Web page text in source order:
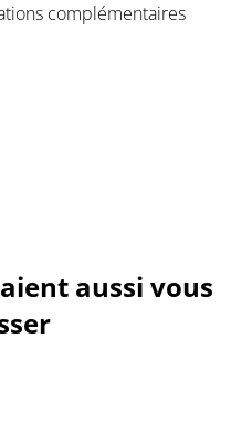
complémentaires
aussi vous